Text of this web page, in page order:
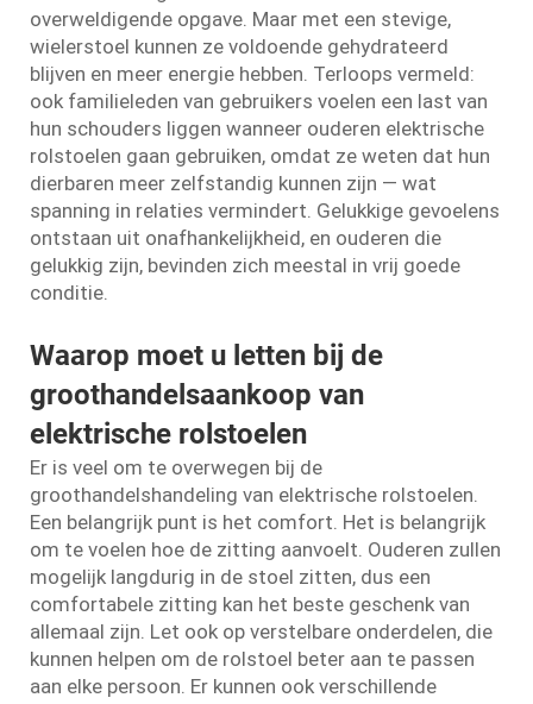
overweldigende opgave. Maar met een stevige,
wielerstoel kunnen ze voldoende gehydrateerd
blijven en meer energie hebben. Terloops vermeld:
ook familieleden van gebruikers voelen een last van
hun schouders liggen wanneer ouderen elektrische
rolstoelen gaan gebruiken, omdat ze weten dat hun
dierbaren meer zelfstandig kunnen zijn — wat
spanning in relaties vermindert. Gelukkige gevoelens
ontstaan uit onafhankelijkheid, en ouderen die
gelukkig zijn, bevinden zich meestal in vrij goede
conditie.
Waarop moet u letten bij de
groothandelsaankoop van
elektrische rolstoelen
Er is veel om te overwegen bij de
groothandelshandeling van elektrische rolstoelen.
Een belangrijk punt is het comfort. Het is belangrijk
om te voelen hoe de zitting aanvoelt. Ouderen zullen
mogelijk langdurig in de stoel zitten, dus een
comfortabele zitting kan het beste geschenk van
allemaal zijn. Let ook op verstelbare onderdelen, die
kunnen helpen om de rolstoel beter aan te passen
aan elke persoon. Er kunnen ook verschillende